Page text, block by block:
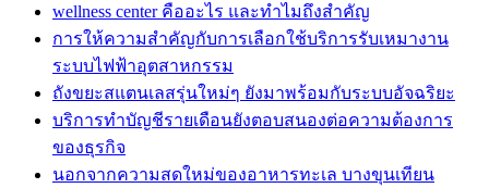
wellness center คืออะไร และทำไมถึงสำคัญ
การให้ความสำคัญกับการเลือกใช้บริการรับเหมางาน
ระบบไฟฟ้าอุตสาหกรรม
ถังขยะสแตนเลสรุ่นใหม่ๆ ยังมาพร้อมกับระบบอัจฉริยะ
บริการทำบัญชีรายเดือนยังตอบสนองต่อความต้องการ
ของธุรกิจ
นอกจากความสดใหม่ของอาหารทะเล บางขุนเทียน